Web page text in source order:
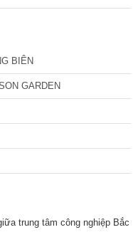
BIÊN
GARDEN
trung tâm công nghiệp Bắc